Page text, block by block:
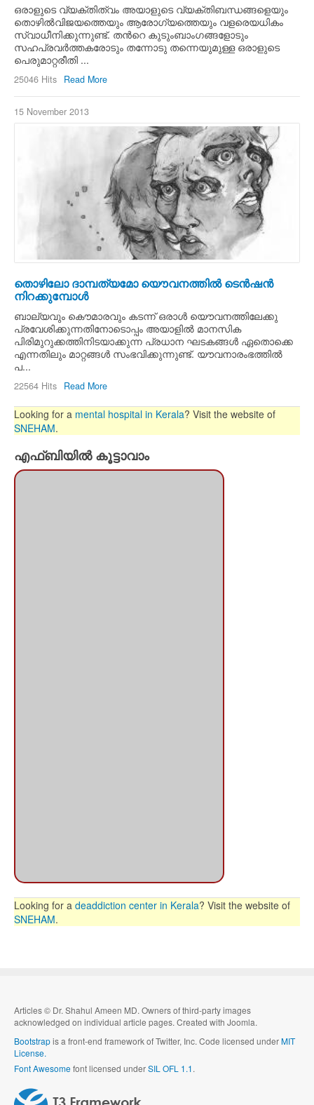
ഒരാളുടെ വ്യക്തിത്വം അയാളുടെ വ്യക്തിബന്ധങ്ങളെയും
തൊഴില്‍വിജയത്തെയും ആരോഗ്യത്തെയും വളരെയധികം
സ്വാധീനിക്കുന്നുണ്ട്. തന്‍റെ കുടുംബാംഗങ്ങളോടും
സഹപ്രവര്‍ത്തകരോടും തന്നോടു തന്നെയുമുള്ള ഒരാളുടെ
പെരുമാറ്റരീതി ...
25046 Hits Read More
15 November 2013
തൊഴിലോ ദാമ്പത്യമോ യൌവനത്തില്‍ ടെന്‍ഷന്‍
നിറക്കുമ്പോള്‍
ബാല്യവും കൌമാരവും കടന്ന്‍ ഒരാള്‍ യൌവനത്തിലേക്കു
പ്രവേശിക്കുന്നതിനോടൊപ്പം അയാളില്‍ മാനസിക
പിരിമുറുക്കത്തിനിടയാക്കുന്ന പ്രധാന ഘടകങ്ങള്‍ ഏതൊക്കെ
എന്നതിലും മാറ്റങ്ങള്‍ സംഭവിക്കുന്നുണ്ട്. യൗവനാരംഭത്തില്‍
പ...
22564 Hits Read More
Looking for a mental hospital in Kerala? Visit the website of
SNEHAM.
എഫ്ബിയില്‍ കൂട്ടാവാം
Looking for a deaddiction center in Kerala? Visit the website of
SNEHAM.
Articles© Dr. Shahul Ameen MD. Owners of third-party images
acknowledged on individual article pages. Created with Joomla.
Bootstrapis a front-end framework of Twitter, Inc. Code licensed underMIT
License.
Font Awesomefont licensed underSIL OFL 1.1.